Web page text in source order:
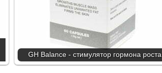
GH Balance - стимулятор гормона роста